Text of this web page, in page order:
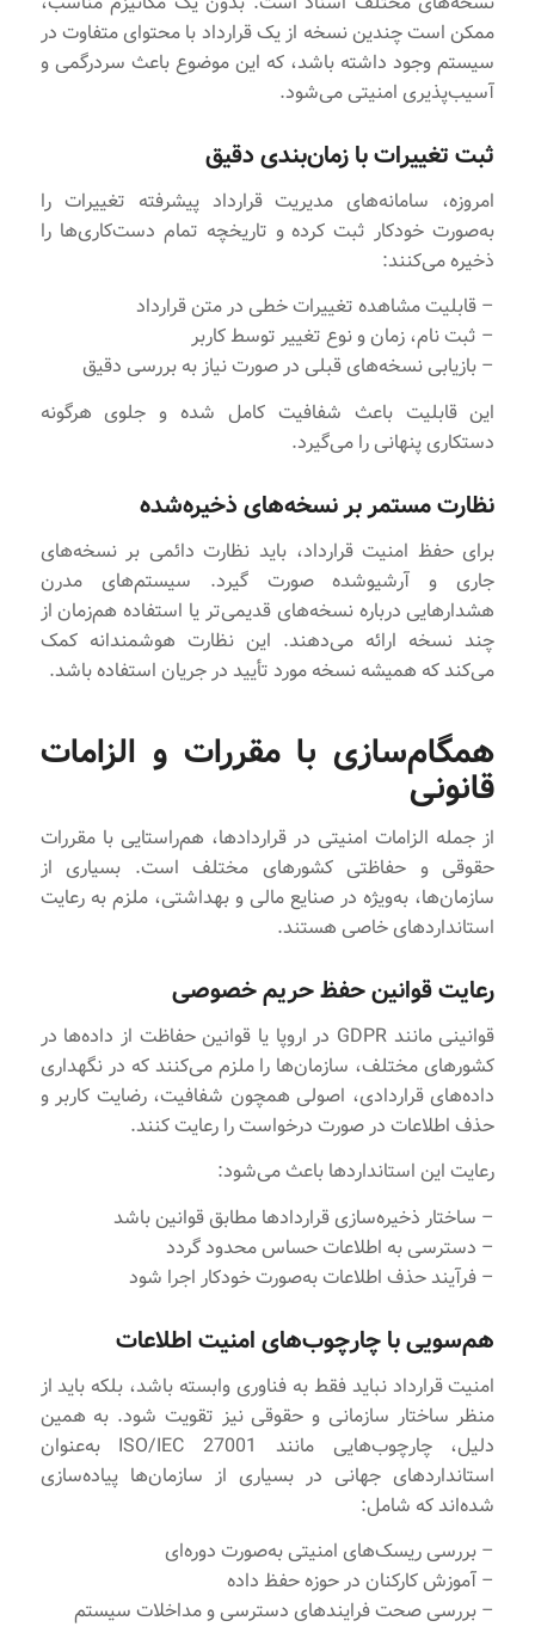
ممکن است چندین نسخه از یک قرارداد با محتوای متفاوت در
سیستم وجود داشته باشد، که این موضوع باعث سردرگمی و
آسیب‌پذیری امنیتی می‌شود.
ثبت تغییرات با زمان‌بندی دقیق
امروزه، سامانه‌های مدیریت قرارداد پیشرفته تغییرات را
به‌صورت خودکار ثبت کرده و تاریخچه تمام دست‌کاری‌ها را
ذخیره می‌کنند:
– قابلیت مشاهده تغییرات خطی در متن قرارداد
– ثبت نام، زمان و نوع تغییر توسط کاربر
– بازیابی نسخه‌های قبلی در صورت نیاز به بررسی دقیق
این قابلیت باعث شفافیت کامل شده و جلوی هرگونه
دستکاری پنهانی را می‌گیرد.
نظارت مستمر بر نسخه‌های ذخیره‌شده
برای حفظ امنیت قرارداد، باید نظارت دائمی بر نسخه‌های
جاری و آرشیوشده صورت گیرد. سیستم‌های مدرن
هشدارهایی درباره نسخه‌های قدیمی‌تر یا استفاده هم‌زمان از
چند نسخه ارائه می‌دهند. این نظارت هوشمندانه کمک
می‌کند که همیشه نسخه مورد تأیید در جریان استفاده باشد.
همگام‌سازی با مقررات و الزامات
قانونی
از جمله الزامات امنیتی در قراردادها، هم‌راستایی با مقررات
حقوقی و حفاظتی کشورهای مختلف است. بسیاری از
سازمان‌ها، به‌ویژه در صنایع مالی و بهداشتی، ملزم به رعایت
استانداردهای خاصی هستند.
رعایت قوانین حفظ حریم خصوصی
قوانینی مانند GDPR در اروپا یا قوانین حفاظت از داده‌ها در
کشورهای مختلف، سازمان‌ها را ملزم می‌کنند که در نگهداری
داده‌های قراردادی، اصولی همچون شفافیت، رضایت کاربر و
حذف اطلاعات در صورت درخواست را رعایت کنند.
رعایت این استانداردها باعث می‌شود:
– ساختار ذخیره‌سازی قراردادها مطابق قوانین باشد
– دسترسی به اطلاعات حساس محدود گردد
– فرآیند حذف اطلاعات به‌صورت خودکار اجرا شود
هم‌سویی با چارچوب‌های امنیت اطلاعات
امنیت قرارداد نباید فقط به فناوری وابسته باشد، بلکه باید از
منظر ساختار سازمانی و حقوقی نیز تقویت شود. به همین
دلیل، چارچوب‌هایی مانند ISO/IEC 27001 به‌عنوان
استانداردهای جهانی در بسیاری از سازمان‌ها پیاده‌سازی
شده‌اند که شامل:
– بررسی ریسک‌های امنیتی به‌صورت دوره‌ای
– آموزش کارکنان در حوزه حفظ داده
– بررسی صحت فرایندهای دسترسی و مداخلات سیستم